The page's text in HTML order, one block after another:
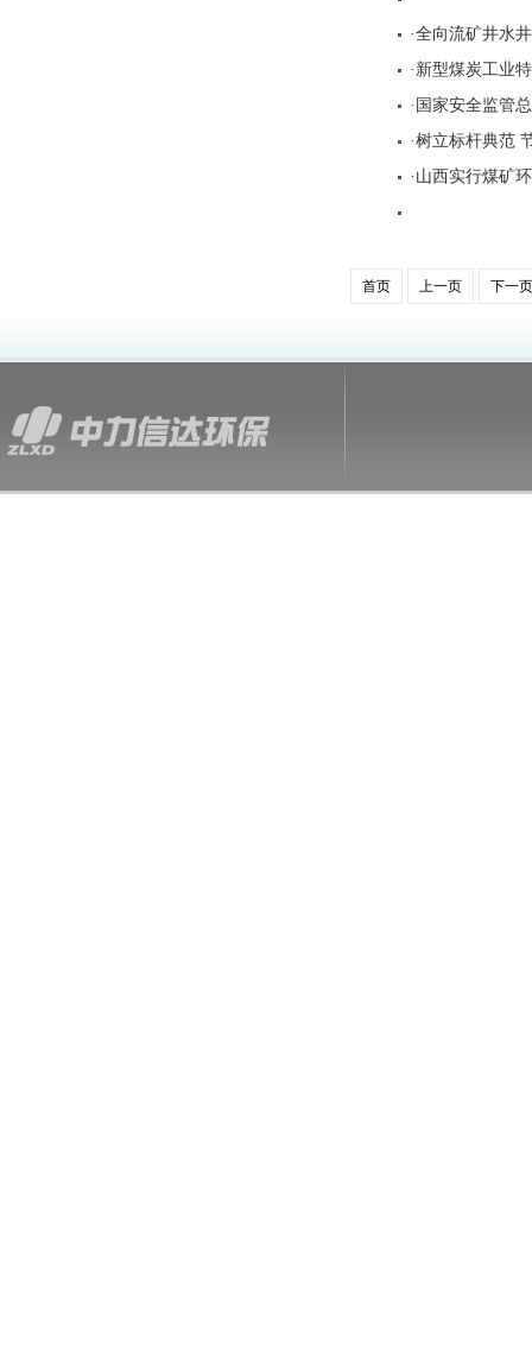
·全向流矿井水
·新型煤炭工业
·国家安全监管
·树立标杆典范
·山西实行煤矿
首页 上一页 下一页